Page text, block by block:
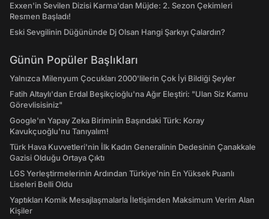
Exxen'in Sevilen Dizisi Karma'dan Müjde: 2. Sezon Çekimleri
Resmen Başladı!
Eski Sevgilinin Düğününde Dj Olsan Hangi Şarkıyı Çalardın?
Günün Popüler Başlıkları
Yalnızca Milenyum Çocukları 2000'lilerin Çok İyi Bildiği Şeyler
Fatih Altaylı'dan Erdal Beşikçioğlu'na Ağır Eleştiri: "Ulan Siz Kamu
Görevlisisiniz"
Google'ın Yapay Zeka Biriminin Başındaki Türk: Koray
Kavukçuoğlu'nu Tanıyalım!
Türk Hava Kuvvetleri'nin İlk Kadın Generalinin Dedesinin Çanakkale
Gazisi Olduğu Ortaya Çıktı
LGS Yerleştirmelerinin Ardından Türkiye'nin En Yüksek Puanlı
Liseleri Belli Oldu
Yaptıkları Komik Mesajlaşmalarla İletişimden Maksimum Verim Alan
Kişiler